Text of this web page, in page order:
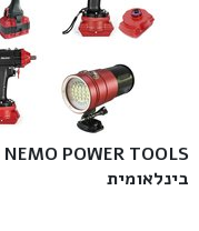
בינלאומית‎